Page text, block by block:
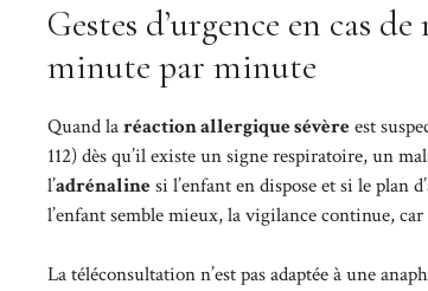
Gestes d’urgence en cas
minute par minute
Quand laréaction allergique sévèreest
112) dès qu’il existe un signe respiratoire, un
l’adrénalinesi l’enfant en dispose et si le plan
l’enfant semble mieux, la vigilance continue,
La téléconsultation n’est pas adaptée à une